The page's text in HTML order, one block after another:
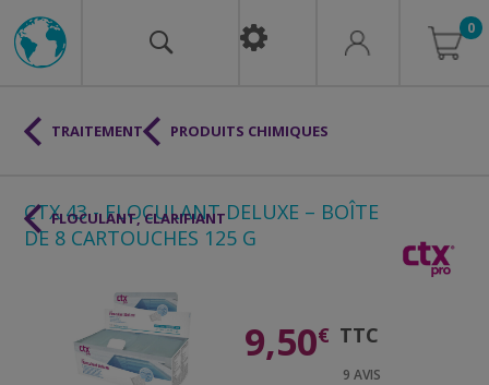
0
CTX 43 - FLOCULANT DELUXE – BOÎTE
DE 8 CARTOUCHES 125 G
9,50€ TTC
9AVIS
TRAITEMENT PRODUITS CHIMIQUES
FLOCULANT, CLARIFIANT